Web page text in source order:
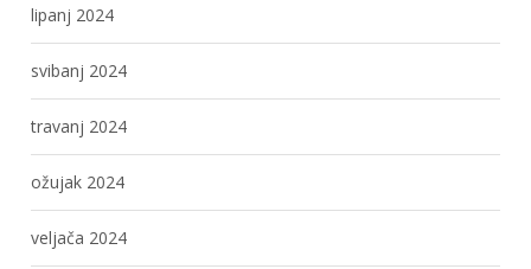
lipanj 2024
svibanj 2024
travanj 2024
ožujak 2024
veljača 2024